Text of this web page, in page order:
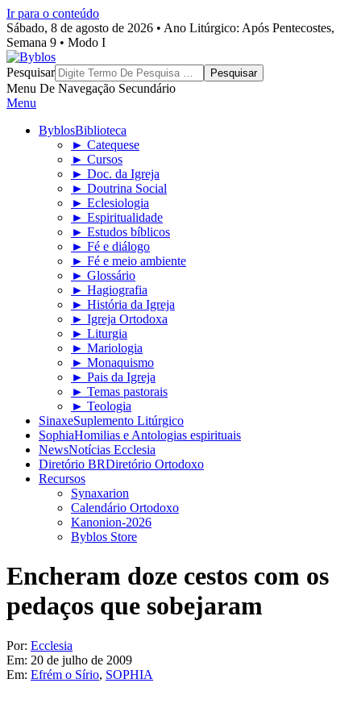
Ir para o conteúdo
Sábado, 8 de agosto de 2026 • Ano Litúrgico: Após Pentecostes,
Semana 9 • Modo I
Byblos
Pesquisar
Menu De Navegação Secundário
Menu
ByblosBiblioteca
► Catequese
► Cursos
► Doc. da Igreja
► Doutrina Social
► Eclesiologia
► Espiritualidade
► Estudos bíblicos
► Fé e diálogo
► Fé e meio ambiente
► Glossário
► Hagiografia
► História da Igreja
► Igreja Ortodoxa
► Liturgia
► Mariologia
► Monaquismo
► Pais da Igreja
► Temas pastorais
► Teologia
SinaxeSuplemento Litúrgico
SophiaHomilias e Antologias espirituais
NewsNotícias Ecclesia
Diretório BRDiretório Ortodoxo
Recursos
Synaxarion
Calendário Ortodoxo
Kanonion-2026
Byblos Store
Encheram doze cestos com os
pedaços que sobejaram
Por: Ecclesia
Em: 20 de julho de 2009
Em: Efrém o Sírio, SOPHIA